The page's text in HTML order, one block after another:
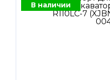
В наличии